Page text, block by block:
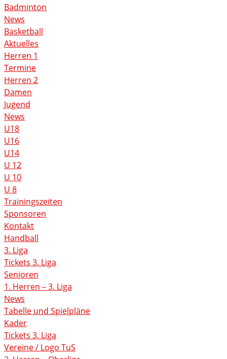
Badminton
News
Basketball
Aktuelles
Herren 1
Termine
Herren 2
Damen
Jugend
News
U18
U16
U14
U 12
U 10
U 8
Trainingszeiten
Sponsoren
Kontakt
Handball
3. Liga
Tickets 3. Liga
Senioren
1. Herren – 3. Liga
News
Tabelle und Spielpläne
Kader
Tickets 3. Liga
Vereine / Logo TuS